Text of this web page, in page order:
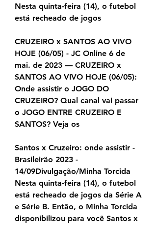
Nesta quinta-feira (14), o futebol
está recheado de jogos
CRUZEIRO x SANTOS AO VIVO
HOJE (06/05) - JC Online 6 de
mai. de 2023 — CRUZEIRO x
SANTOS AO VIVO HOJE (06/05):
Onde assistir o JOGO DO
CRUZEIRO? Qual canal vai passar
o JOGO ENTRE CRUZEIRO E
SANTOS? Veja os
Santos x Cruzeiro: onde assistir -
Brasileirão 2023 -
14/09Divulgação/Minha Torcida
Nesta quinta-feira (14), o futebol
está recheado de jogos da Série A
e Série B. Então, o Minha Torcida
disponibilizou para você Santos x